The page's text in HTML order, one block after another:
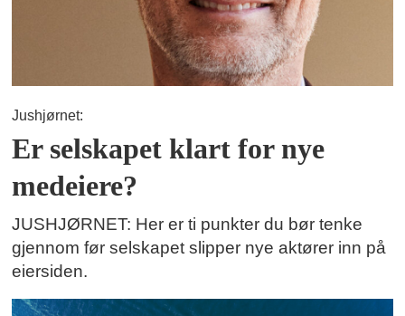
Jushjørnet:
Er selskapet klart for nye
medeiere?
JUSHJØRNET: Her er ti punkter du bør tenke
gjennom før selskapet slipper nye aktører inn på
eiersiden.